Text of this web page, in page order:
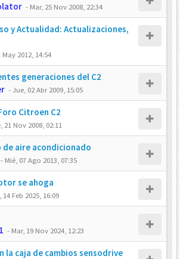
- Mar, 25 Nov 2008, 22:34
y Actualidad: Actualizaciones,
May 2012, 14:54
generaciones del C2
-Jue, 02 Abr 2009, 15:05
Citroen C2
21 Nov 2008, 02:11
de aire acondicionado
- Mié, 07 Ago 2013, 07:35
se ahoga
14 Feb 2025, 16:09
- Mar, 19 Nov 2024, 12:23
la caja de cambios sensodrive